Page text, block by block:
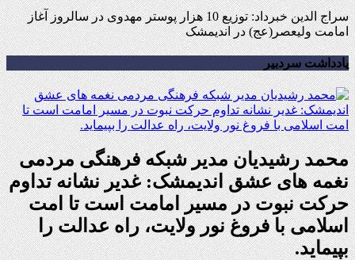
سراج الدین خبرداد: توزیع 10 هزار پوستر مهدوی در سالروز آغاز
امامت ولیعصر(عج) در اندیمشک
یادداشت سردبیر
محمد رشیدیان مدیر شبکه فرهنگی مردمی
نغمه های عشق اندیمشک: غدیر نشانه تداوم
حرکت نبوت در مسیر امامت است تا امت
اسلامی با فروغ نور ولایت، راه عدالت را
بپیماید.